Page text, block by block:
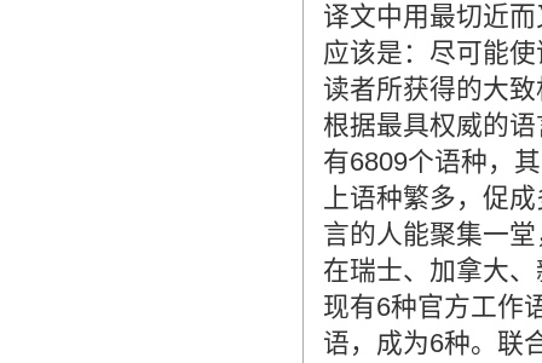
译文中用最切近
应该是：尽可能
读者所获得的大致
根据最具权威的
有6809个语种，
上语种繁多，促
言的人能聚集一
在瑞士、加拿大
现有6种官方工作
语，成为6种。联